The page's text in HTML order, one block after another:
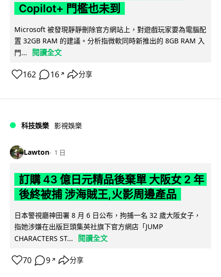
Copilot+ 門檻也未到
Microsoft 被發現靜靜刪除官方網站上，對遊戲玩家要為電腦配
置 32GB RAM 的建議。分析指微軟同時新推出的 8GB RAM 入
門...
閱讀全文
162 16 ↗ 分享
科技娛樂 影視娛樂
Lawton 1 日
訂購 43 億日元精品後棄單 大阪女 2 年
後終被捕 涉海賊王,火影周邊產品
日本警視廳神田署 8 月 6 日公布，拘捕一名 32 歲大阪女子，
指她涉嫌在出版巨頭集英社旗下官方網店「JUMP
CHARACTERS ST...
閱讀全文
70 9 ↗ 分享